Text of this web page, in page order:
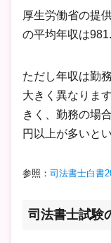
厚生労働省の提
の平均年収は
ただし年収は勤
大きく異なりま
きく、勤務の場
円以上が多いと
参照： 司法書士白書
司法書士試験